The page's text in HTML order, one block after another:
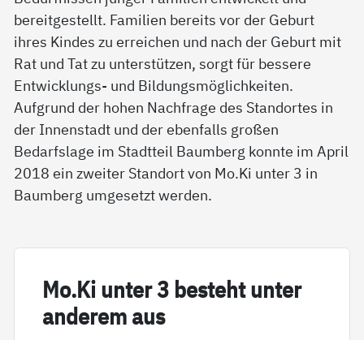
bereitgestellt. Familien bereits vor der Geburt
ihres Kindes zu erreichen und nach der Geburt mit
Rat und Tat zu unterstützen, sorgt für bessere
Entwicklungs- und Bildungsmöglichkeiten.
Aufgrund der hohen Nachfrage des Standortes in
der Innenstadt und der ebenfalls großen
Bedarfslage im Stadtteil Baumberg konnte im April
2018 ein zweiter Standort von Mo.Ki unter 3 in
Baumberg umgesetzt werden.
Mo.Ki un­ter 3 be­steht un­ter
an­de­rem aus